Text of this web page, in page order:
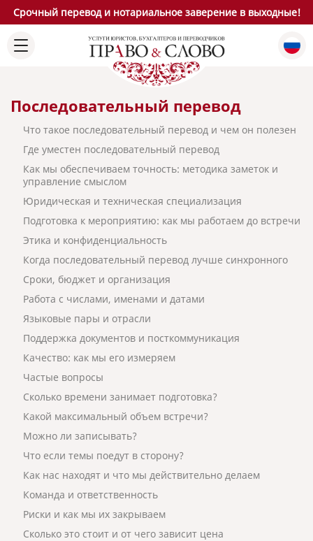
Срочный перевод и нотариальное заверение в выходные!
Последовательный перевод
Что такое последовательный перевод и чем он полезен
Где уместен последовательный перевод
Как мы обеспечиваем точность: методика заметок и
управление смыслом
Юридическая и техническая специализация
Подготовка к мероприятию: как мы работаем до встречи
Этика и конфиденциальность
Когда последовательный перевод лучше синхронного
Сроки, бюджет и организация
Работа с числами, именами и датами
Языковые пары и отрасли
Поддержка документов и посткоммуникация
Качество: как мы его измеряем
Частые вопросы
Сколько времени занимает подготовка?
Какой максимальный объем встречи?
Можно ли записывать?
Что если темы поедут в сторону?
Как нас находят и что мы действительно делаем
Команда и ответственность
Риски и как мы их закрываем
Сколько это стоит и от чего зависит цена